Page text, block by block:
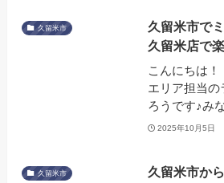
久留米市
久留米市で
久留米店で
こんにちは
エリア担当の
ろうです♪み
2025年10月5日
久留米市
久留米市か